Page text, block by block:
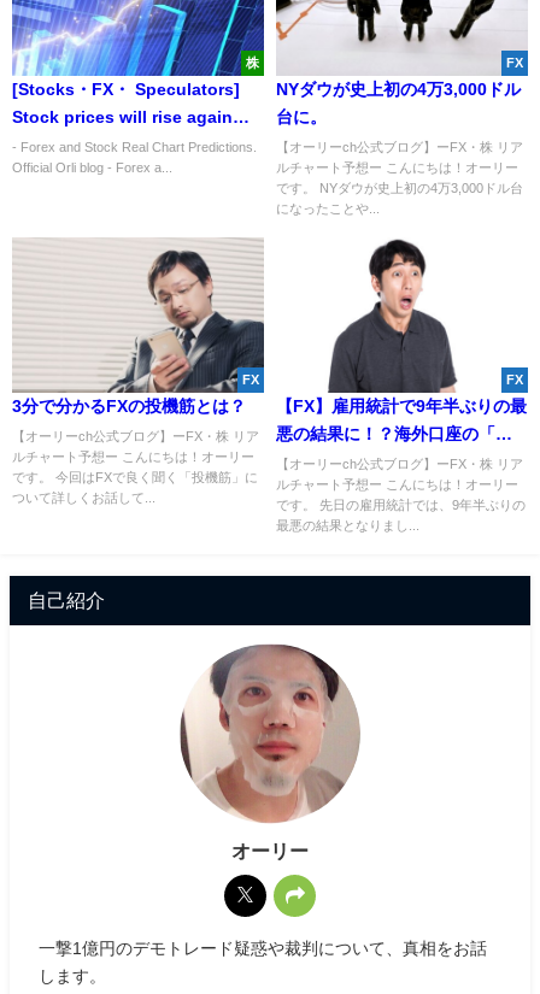
株
[Stocks・FX・ Speculators]
Stock prices will rise again
this week after the stock
market crash! Why risk-on is
- Forex and Stock Real Chart Predictions.
Official Orli blog - Forex a...
FX
NYダウが史上初の4万3,000ドル
台に。
【オーリーch公式ブログ】ーFX・株 リア
ルチャート予想ー こんにちは！オーリー
です。 NYダウが史上初の4万3,000ドル台
になったことや...
FX
3分で分かるFXの投機筋とは？
【オーリーch公式ブログ】ーFX・株 リア
ルチャート予想ー こんにちは！オーリー
です。 今回はFXで良く聞く「投機筋」に
ついて詳しくお話して...
FX
【FX】雇用統計で9年半ぶりの最
悪の結果に！？海外口座の「禁
止事項」とは！？
【オーリーch公式ブログ】ーFX・株 リア
ルチャート予想ー こんにちは！オーリー
です。 先日の雇用統計では、9年半ぶりの
最悪の結果となりまし...
自己紹介
オーリー
一撃1億円のデモトレード疑惑や裁判について、真相をお話
します。